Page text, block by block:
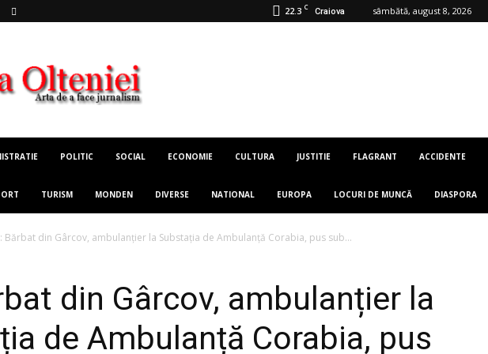
22.3 C Craiova sâmbătă, august 8, 2026
POLITIC SOCIAL ECONOMIE CULTURA JUSTITIE FLAGRANT ACCIDENTE
TURISM MONDEN DIVERSE NATIONAL EUROPA LOCURI DE MUNCĂ DIASPORA
Bărbat din Gârcov, ambulanțier la Substația de Ambulanță Corabia, pus sub...
din Gârcov, ambulanțier la
de Ambulanță Corabia, pus